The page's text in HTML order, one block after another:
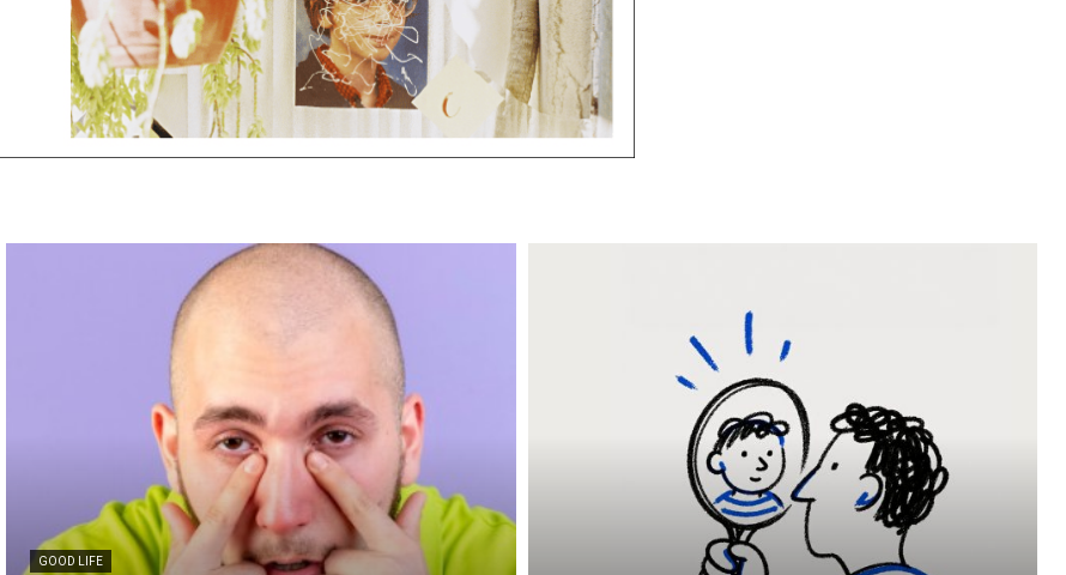
GOOD LIFE